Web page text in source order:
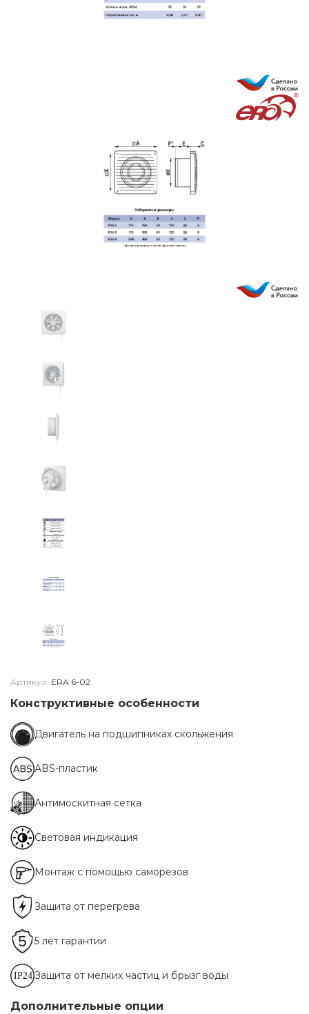
Артикул: ERA 6-02
Конструктивные особенности
Двигатель на подшипниках скольжения
ABS-пластик
Антимоскитная сетка
Световая индикация
Монтаж с помощью саморезов
Защита от перегрева
5 лет гарантии
Защита от мелких частиц и брызг воды
Дополнительные опции